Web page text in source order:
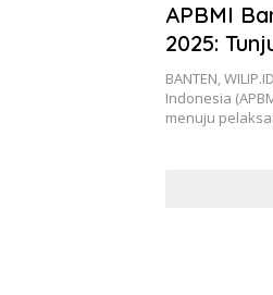
APBMI
2025:
Logistik
BANTEN,
Indonesia
menuju